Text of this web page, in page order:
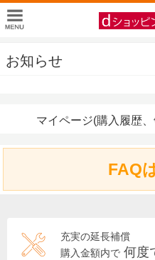
お知らせ
マイページ(購入履歴
FAQ
充実の延長補償
購入金額内で 何度